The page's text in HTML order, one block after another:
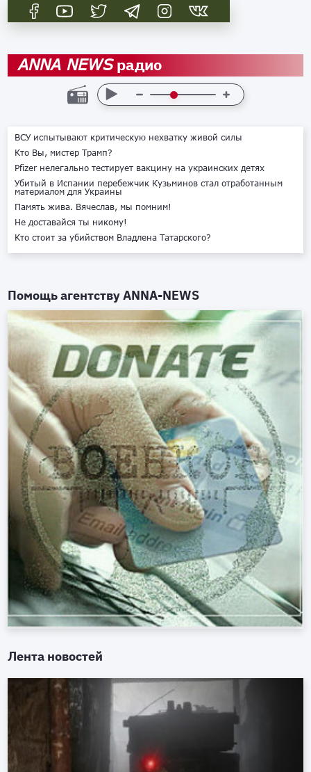
ANNA NEWSрадио
ВСУ испытывают критическую нехватку живой силы
Кто Вы, мистер Трамп?
Pfizer нелегально тестирует вакцину на украинских детях
Убитый в Испании перебежчик Кузьминов стал отработанным
материалом для Украины
Память жива. Вячеслав, мы помним!
Не доставайся ты никому!
Кто стоит за убийством Владлена Татарского?
Помощь агентствуANNA-NEWS
Лента новостей